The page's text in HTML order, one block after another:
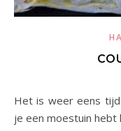
Het is weer eens tijd voor een recept met courgette. Als
je een moestuin